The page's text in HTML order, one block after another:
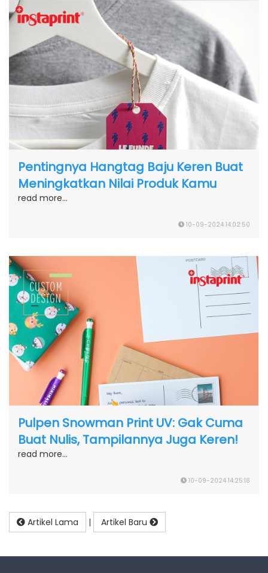
Pentingnya Hangtag Baju Keren Buat
Meningkatkan Nilai Produk Kamu
read more...
10-09-2024 14:02:50
Pulpen Snowman Print UV: Gak Cuma
Buat Nulis, Tampilannya Juga Keren!
read more...
10-09-2024 14:25:18
Artikel Lama | Artikel Baru